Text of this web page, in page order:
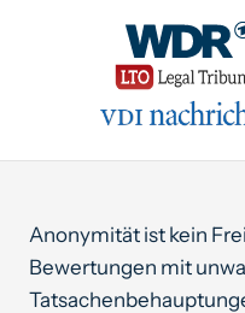
Anonymität ist kein
Bewertungen mit